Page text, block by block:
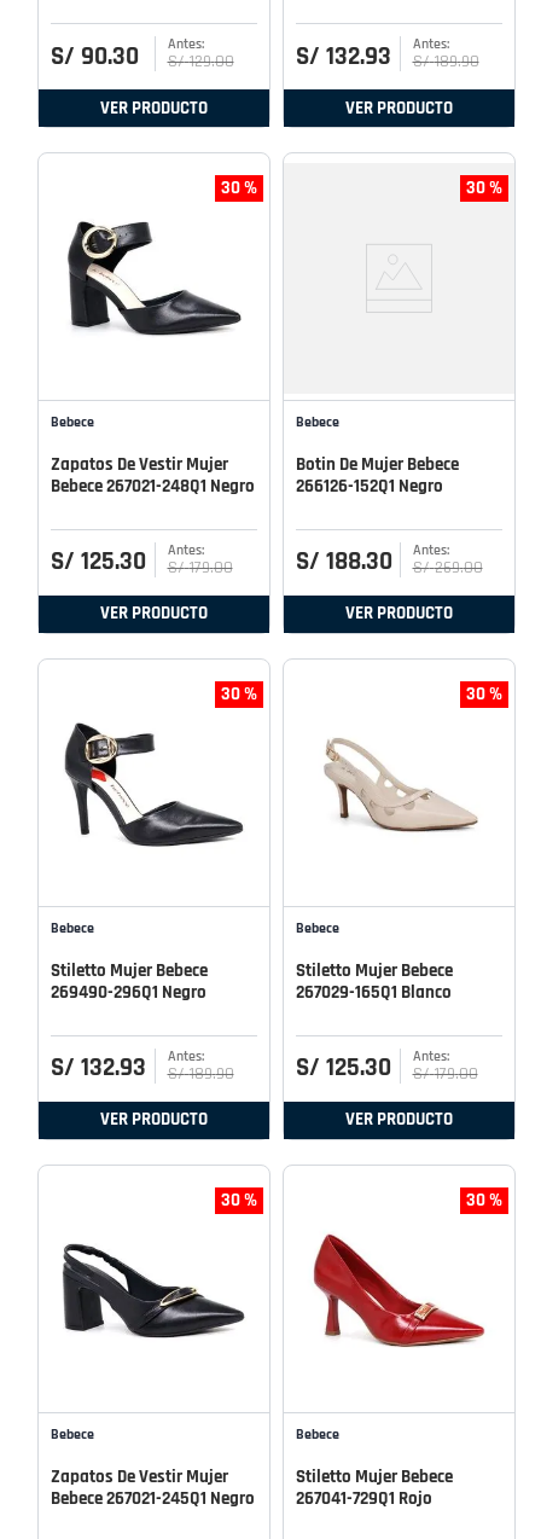
S/ 90.30 S/ 129.00
VER PRODUCTO
S/ 132.93 S/ 189.90
VER PRODUCTO
30 %
Bebece
Zapatos De Vestir Mujer
Bebece 267021-248Q1 Negro
S/ 125.30 S/ 179.00
VER PRODUCTO
30 %
Bebece
Botin De Mujer Bebece
266126-152Q1 Negro
S/ 188.30 S/ 269.00
VER PRODUCTO
30 %
Bebece
Stiletto Mujer Bebece
269490-296Q1 Negro
S/ 132.93 S/ 189.90
VER PRODUCTO
30 %
Bebece
Stiletto Mujer Bebece
267029-165Q1 Blanco
S/ 125.30 S/ 179.00
VER PRODUCTO
30 %
Bebece
Zapatos De Vestir Mujer
Bebece 267021-245Q1 Negro
30 %
Bebece
Stiletto Mujer Bebece
267041-729Q1 Rojo